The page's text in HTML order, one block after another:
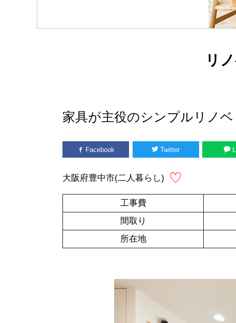
リ
家具が主役のシンプルリノベ
Facebook Twitter
大阪府豊中市(二人暮らし)
工事費
間取り
所在地